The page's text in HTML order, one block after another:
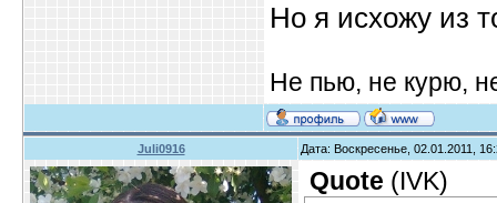
Но я исхожу из
Не пью, не курю,
Juli0916 Дата: Воскресенье, 02.01.2011,
Quote (IVK)